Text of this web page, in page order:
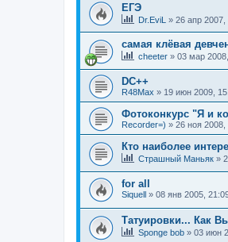
ЕГЭ
Dr.EviL » 26 апр 2007,
самая клёвая
cheeter » 03 мар
DC++
R48Max » 19 июн 2009,
Фотоконкурс "Я и
Recorder=) » 26 ноя 2008,
Кто наиболее
Страшный Маньяк »
for all
Siquell » 08 янв 2005,
Татуировки... Как
Sponge bob » 03 июн